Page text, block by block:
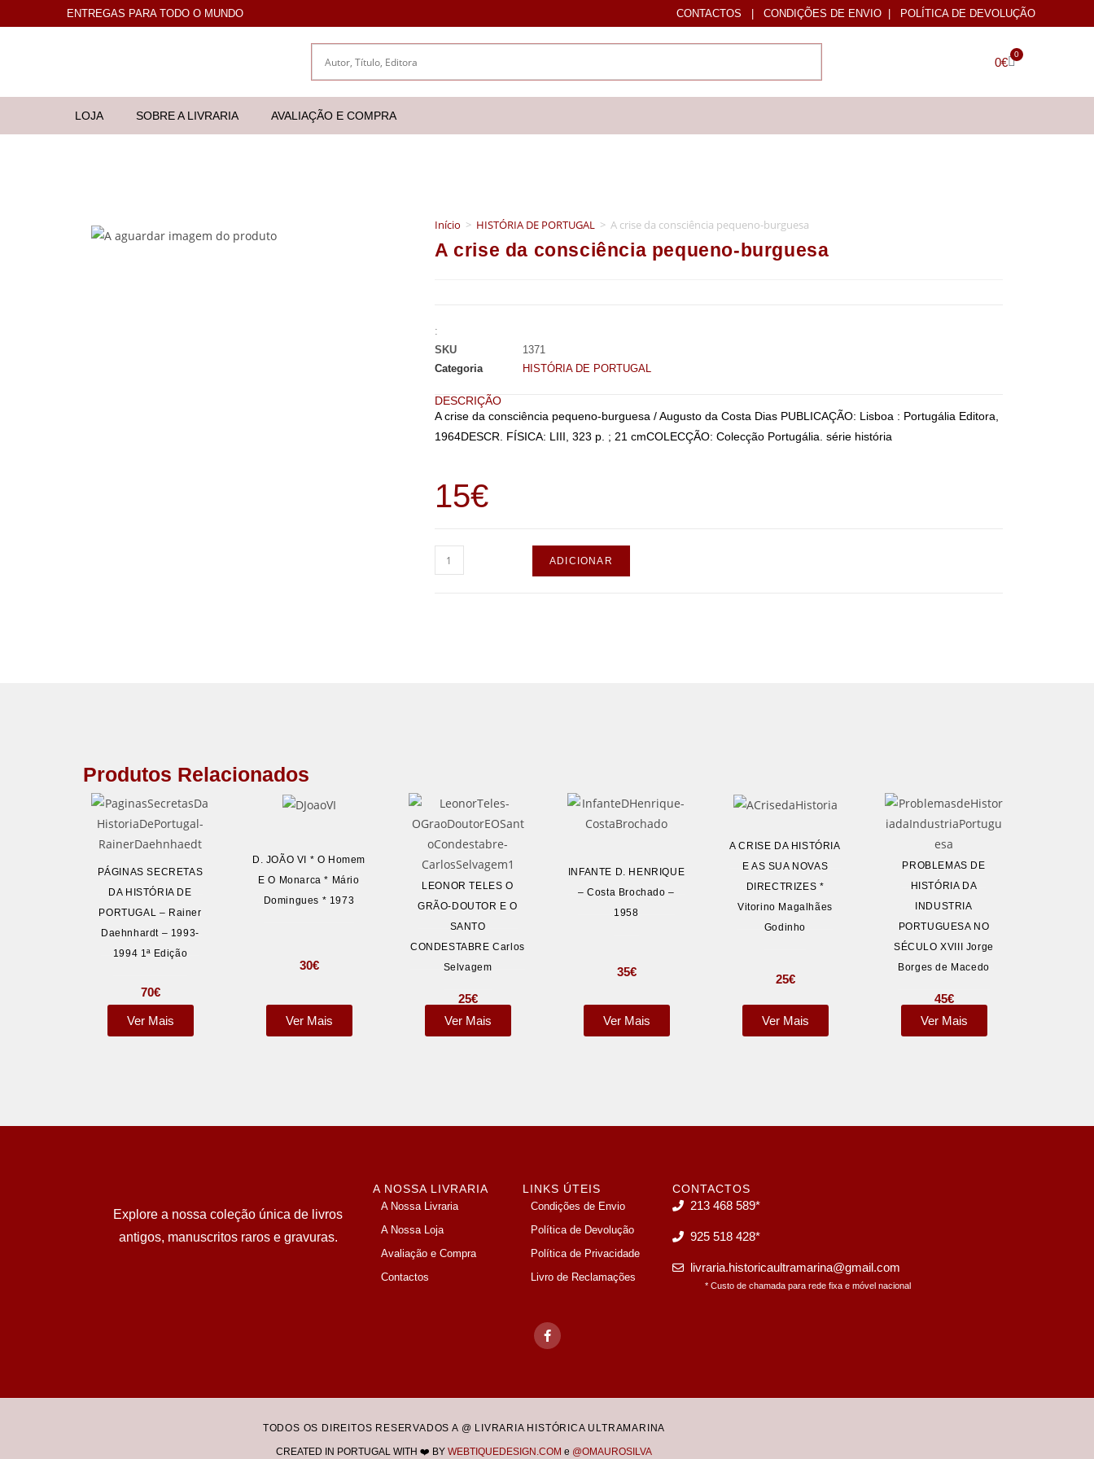
ENTREGAS PARA TODO O MUNDO CONTACTOS | CONDIÇÕES DE ENVIO | POLÍTICA DE DEVOLUÇÃO
0€
0
LOJA SOBRE A LIVRARIA AVALIAÇÃO E COMPRA
Início > HISTÓRIA DE PORTUGAL > A crise da consciência pequeno-burguesa
A crise da consciência pequeno-burguesa
:
SKU
1371
Categoria
HISTÓRIA DE PORTUGAL
DESCRIÇÃO
A crise da consciência pequeno-burguesa / Augusto da Costa Dias PUBLICAÇÃO: Lisboa : Portugália Editora,
1964DESCR. FÍSICA: LIII, 323 p. ; 21 cmCOLECÇÃO: Colecção Portugália. série história
15€
ADICIONAR
Produtos Relacionados
PÁGINAS SECRETAS
DA HISTÓRIA DE
PORTUGAL – Rainer
Daehnhardt – 1993-
1994 1ª Edição
70€
Ver Mais
D. JOÃO VI * O Homem
E O Monarca * Mário
Domingues * 1973
30€
Ver Mais
LEONOR TELES O
GRÃO-DOUTOR E O
SANTO
CONDESTABRE Carlos
Selvagem
25€
Ver Mais
INFANTE D. HENRIQUE
– Costa Brochado –
1958
35€
Ver Mais
A CRISE DA HISTÓRIA
E AS SUA NOVAS
DIRECTRIZES *
Vitorino Magalhães
Godinho
25€
Ver Mais
PROBLEMAS DE
HISTÓRIA DA
INDUSTRIA
PORTUGUESA NO
SÉCULO XVIII Jorge
Borges de Macedo
45€
Ver Mais
Explore a nossa coleção única de livros
antigos, manuscritos raros e gravuras.
A NOSSA LIVRARIA
A Nossa Livraria
A Nossa Loja
Avaliação e Compra
Contactos
LINKS ÚTEIS
Condições de Envio
Política de Devolução
Política de Privacidade
Livro de Reclamações
CONTACTOS
213 468 589*
925 518 428*
livraria.historicaultramarina@gmail.com
* Custo de chamada para rede fixa e móvel nacional
TODOS OS DIREITOS RESERVADOS A @ LIVRARIA HISTÓRICA ULTRAMARINA
CREATED IN PORTUGAL WITH ❤️ BY WEBTIQUEDESIGN.COM e @OMAUROSILVA